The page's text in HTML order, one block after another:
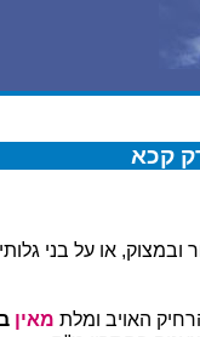
קכא
או על בני
האויב ומלת מאין